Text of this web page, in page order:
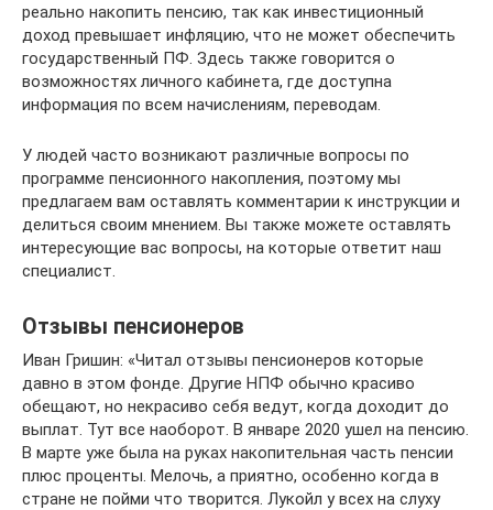
реально накопить пенсию, так как инвестиционный
доход превышает инфляцию, что не может обеспечить
государственный ПФ. Здесь также говорится о
возможностях личного кабинета, где доступна
информация по всем начислениям, переводам.
У людей часто возникают различные вопросы по
программе пенсионного накопления, поэтому мы
предлагаем вам оставлять комментарии к инструкции и
делиться своим мнением. Вы также можете оставлять
интересующие вас вопросы, на которые ответит наш
специалист.
Отзывы пенсионеров
Иван Гришин: «Читал отзывы пенсионеров которые
давно в этом фонде. Другие НПФ обычно красиво
обещают, но некрасиво себя ведут, когда доходит до
выплат. Тут все наоборот. В январе 2020 ушел на пенсию.
В марте уже была на руках накопительная часть пенсии
плюс проценты. Мелочь, а приятно, особенно когда в
стране не пойми что творится. Лукойл у всех на слуху